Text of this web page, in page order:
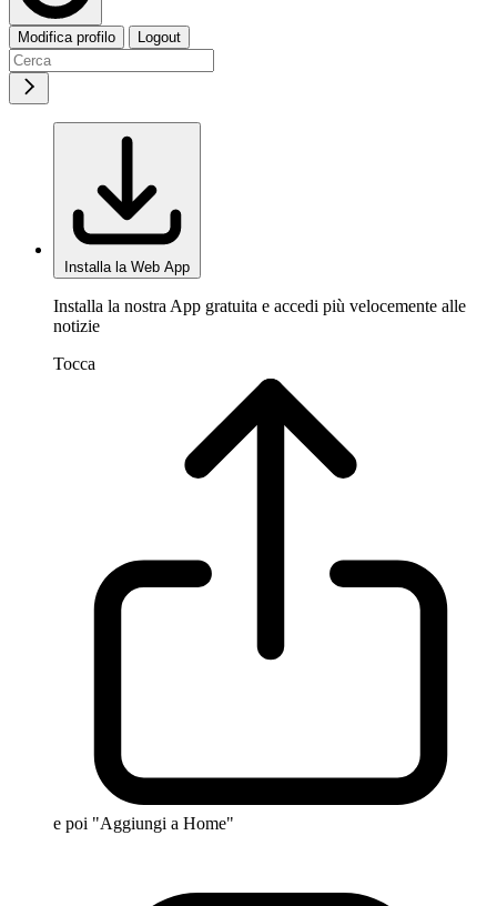
Modifica profilo Logout
Installa la Web App
Installa la nostra App gratuita e accedi più velocemente alle
notizie
Tocca
e poi "Aggiungi a Home"